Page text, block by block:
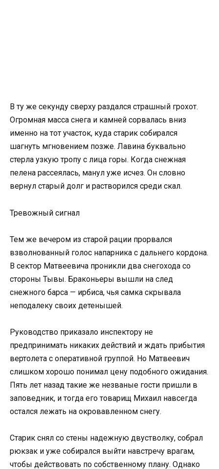
В ту же секунду сверху раздался страшный грохот.
Огромная масса снега и камней сорвалась вниз
именно на тот участок, куда старик собирался
шагнуть мгновением позже. Лавина буквально
стерла узкую тропу с лица горы. Когда снежная
пелена рассеялась, манул уже исчез. Он словно
вернул старый долг и растворился среди скал.
Тревожный сигнал
Тем же вечером из старой рации прорвался
взволнованный голос напарника с дальнего кордона.
В сектор Матвеевича проникли два снегохода со
стороны Тывы. Браконьеры вышли на след
снежного барса — ирбиса, чья самка скрывала
неподалеку своих детенышей.
Руководство приказало инспектору не
предпринимать никаких действий и ждать прибытия
вертолета с оперативной группой. Но Матвеевич
слишком хорошо понимал цену подобного ожидания.
Пять лет назад такие же незваные гости пришли в
заповедник, и тогда его товарищ Михаил навсегда
остался лежать на окровавленном снегу.
Старик снял со стены надежную двустволку, собрал
рюкзак и уже собирался выйти навстречу врагам,
чтобы действовать по собственному плану. Однако